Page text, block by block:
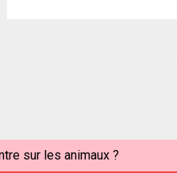
sur les animaux ?